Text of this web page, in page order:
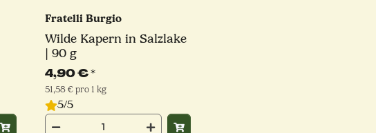
Fratelli Burgio
Wilde Kapern in Salzlake
| 90 g
4,90 €*
51,58 € pro 1 kg
5/5